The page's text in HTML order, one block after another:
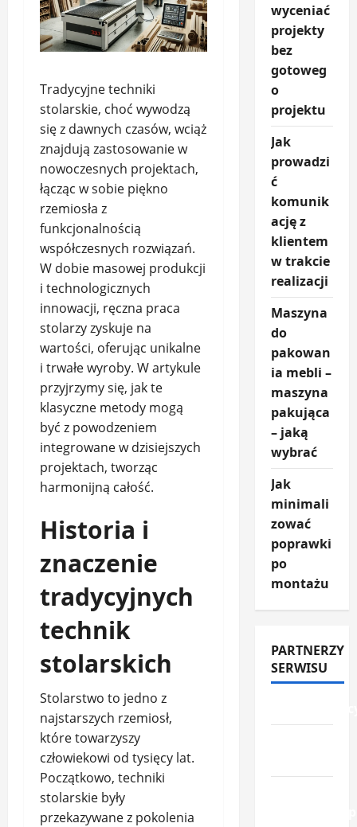
Tradycyjne techniki
stolarskie, choć wywodzą
się z dawnych czasów, wciąż
znajdują zastosowanie w
nowoczesnych projektach,
łącząc w sobie piękno
rzemiosła z
funkcjonalnością
współczesnych rozwiązań.
W dobie masowej produkcji
i technologicznych
innowacji, ręczna praca
stolarzy zyskuje na
wartości, oferując unikalne
i trwałe wyroby. W artykule
przyjrzymy się, jak te
klasyczne metody mogą
być z powodzeniem
integrowane w dzisiejszych
projektach, tworząc
harmonijną całość.
Historia i
znaczenie
tradycyjnych
technik
stolarskich
Stolarstwo to jedno z
najstarszych rzemiosł,
które towarzyszy
człowiekowi od tysięcy lat.
Początkowo, techniki
stolarskie były
przekazywane z pokolenia
wyceniać
projekty
bez
gotoweg
o
projektu
Jak
prowadzi
ć
komunik
ację z
klientem
w trakcie
realizacji
Maszyna
do
pakowan
ia mebli –
maszyna
pakująca
– jaką
wybrać
Jak
minimali
zować
poprawki
po
montażu
PARTNERZY
SERWISU